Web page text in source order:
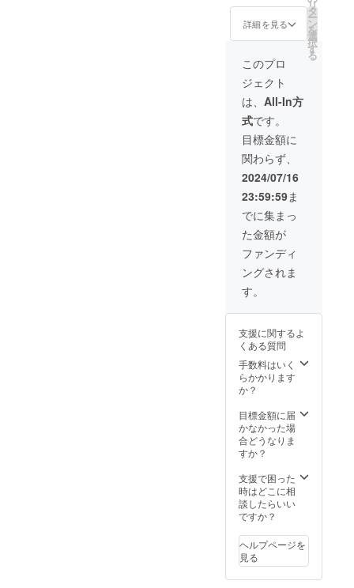
ホーム
ページ
載しま
載期
間：
2024年
7月から
2026年
7月。
ご支援
いただ
に、記
載した
い氏名
を備考
欄に入
力をお
願いし
ナー受
講券 商
工会議
所非会
員の場
合は通
加費が
必要で
すが、
までの
全ての
講座に
参加で
す。 去
年は15
回開催
しまし
ムペー
ジに法
人名や
記載で
きるプ
ランで
す。掲
載期間
は2026
年7月ま
でとな
りま
す。 ※
芳名掲
載プラ
ンにつ
いて
は、暴
力団及
び暴力
団員並
序に反
それの
ある場
合は掲
載を拒
だきま
す。 ・
掲載期
7月から
2026年
7月まで
掲載 ・
法：文
字のみ
詳細を見る
リ
タ
ー
ン
を
選
択
す
る
このプロ
ジェクト
は、 All-In方
式です。
目標金額に
関わらず、
2024/07/16
23:59:59ま
でに集まっ
た金額が
ファンディ
ングされま
す。
支援に関するよ
くある質問
手数料はいく
らかかります
か？
目標金額に届
かなかった場
合どうなりま
すか？
支援で困った
時はどこに相
談したらいい
ですか？
ヘルプページを
見る